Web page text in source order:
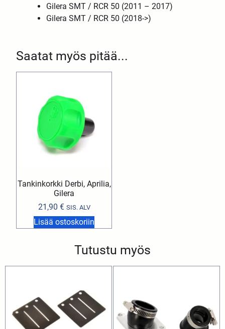
Saatat myös pitää...
Tankinkorkki Derbi, Aprilia,
Gilera
21,90 € SIS. ALV
Lisää ostoskoriin
Gilera SMT / RCR 50 (2011 – 2017)
Gilera SMT / RCR 50 (2018->)
Tutustu myös